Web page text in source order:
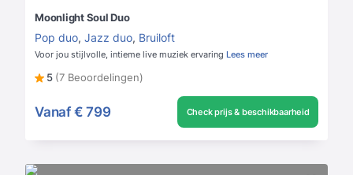
Moonlight Soul Duo
Pop duo, Jazz duo, Bruiloft
Voor jou stijlvolle, intieme live muziek ervaring Lees meer
5 (7 Beoordelingen)
Vanaf € 799 Check prijs & beschikbaarheid